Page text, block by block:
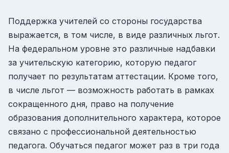
Поддержка учителей со стороны государства
выражается, в том числе, в виде различных льгот.
На федеральном уровне это различные надбавки
за учительскую категорию, которую педагог
получает по результатам аттестации. Кроме того,
в числе льгот — возможность работать в рамках
сокращенного дня, право на получение
образования дополнительного характера, которое
связано с профессиональной деятельностью
педагога. Обучаться педагог может раз в три года